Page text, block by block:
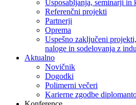
Usposabljanja, seminarji in
Referenčni projekti
Partnerji
Oprema
Uspešno zaključeni
naloge in sodelovanja z
Aktualno
Novičnik
Dogodki
Polimerni večeri
Karierne zgodbe